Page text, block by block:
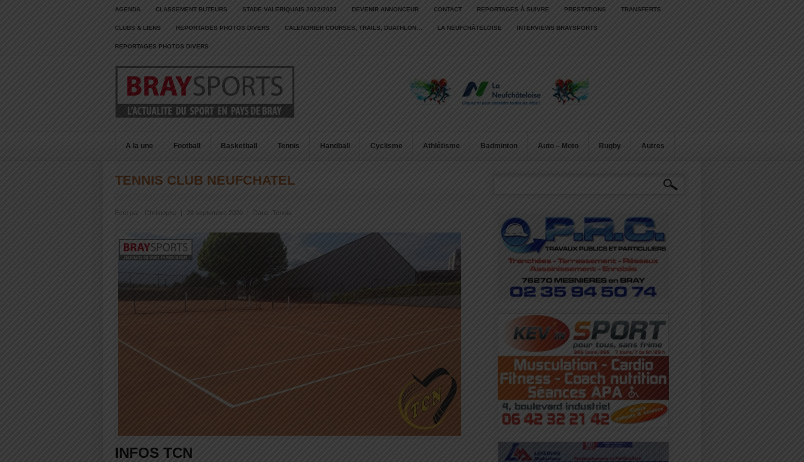
AGENDA CLASSEMENT BUTEURS STADE VALERIQUAIS 2022/2023 DEVENIR ANNONCEUR CONTACT REPORTAGES À SUIVRE PRESTATIONS TRANSFERTS
CLUBS & LIENS REPORTAGES PHOTOS DIVERS CALENDRIER COURSES, TRAILS, DUATHLON… LA NEUFCHÂTELOISE INTERVIEWS BRAYSPORTS
REPORTAGES PHOTOS DIVERS
A la une Football Basketball Tennis Handball Cyclisme Athlétisme Badminton Auto – Moto Rugby Autres
TENNIS CLUB NEUFCHATEL
Écrit par : Christophe 28 septembre 2020 Dans :Tennis
INFOS TCN